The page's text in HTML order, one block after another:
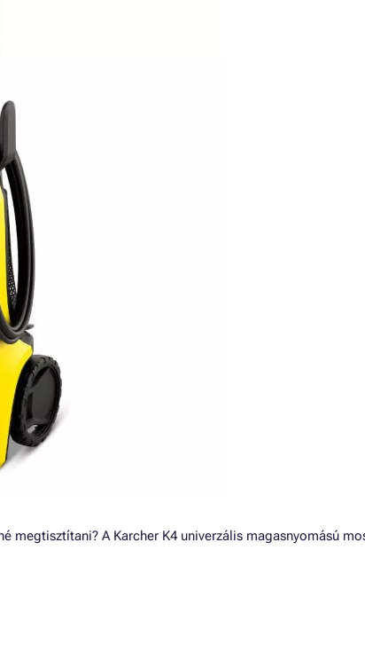
megtisztítani? A Karcher K4 univerzális magasnyomású